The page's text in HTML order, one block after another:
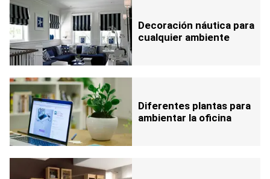
Decoración náutica para
cualquier ambiente
Diferentes plantas para
ambientar la oficina